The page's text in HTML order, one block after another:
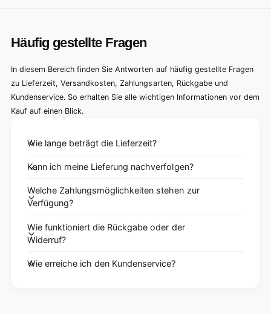
Häufig gestellte Fragen
In diesem Bereich finden Sie Antworten auf häufig gestellte Fragen
zu Lieferzeit, Versandkosten, Zahlungsarten, Rückgabe und
Kundenservice. So erhalten Sie alle wichtigen Informationen vor dem
Kauf auf einen Blick.
Wie lange beträgt die Lieferzeit?
Kann ich meine Lieferung nachverfolgen?
Welche Zahlungsmöglichkeiten stehen zur
Verfügung?
Wie funktioniert die Rückgabe oder der
Widerruf?
Wie erreiche ich den Kundenservice?